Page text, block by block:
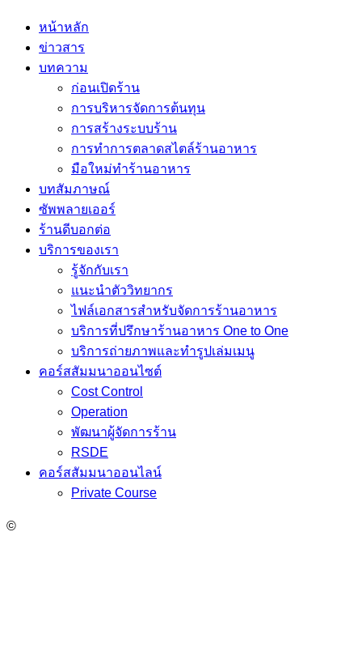
หน้าหลัก
ข่าวสาร
บทความ
ก่อนเปิดร้าน
การบริหารจัดการต้นทุน
การสร้างระบบร้าน
การทำการตลาดสไตล์ร้านอาหาร
มือใหม่ทำร้านอาหาร
บทสัมภาษณ์
ซัพพลายเออร์
ร้านดีบอกต่อ
บริการของเรา
รู้จักกับเรา
แนะนำตัววิทยากร
ไฟล์เอกสารสำหรับจัดการร้านอาหาร
บริการที่ปรึกษาร้านอาหาร One to One
บริการถ่ายภาพและทำรูปเล่มเมนู
คอร์สสัมมนาออนไซต์
Cost Control
Operation
พัฒนาผู้จัดการร้าน
RSDE
คอร์สสัมมนาออนไลน์
Private Course
©